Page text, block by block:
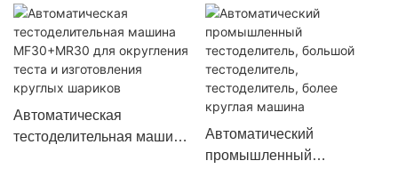
Автоматическая
тестоделительная машина
Автоматический
промышленный